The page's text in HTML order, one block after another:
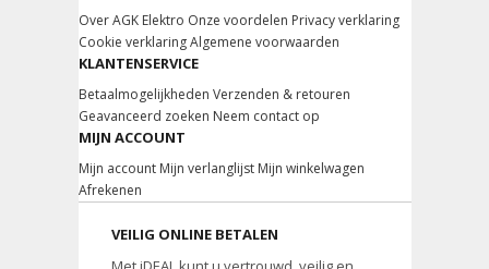
Over AGK Elektro Onze voordelen Privacy verklaring
Cookie verklaring Algemene voorwaarden
KLANTENSERVICE
Betaalmogelijkheden Verzenden & retouren
Geavanceerd zoeken Neem contact op
MIJN ACCOUNT
Mijn account Mijn verlanglijst Mijn winkelwagen
Afrekenen
VEILIG ONLINE BETALEN